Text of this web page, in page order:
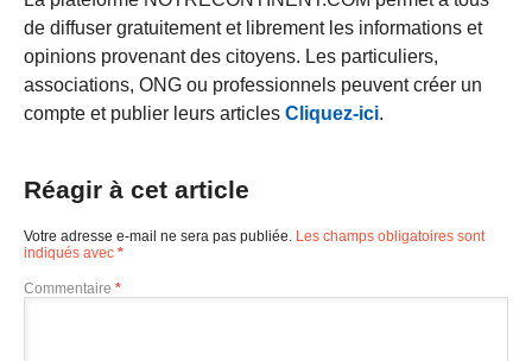
de diffuser gratuitement et librement les informations et
opinions provenant des citoyens. Les particuliers,
associations, ONG ou professionnels peuvent créer un
compte et publier leurs articles Cliquez-ici.
Réagir à cet article
Votre adresse e-mail ne sera pas publiée. Les champs obligatoires sont
indiqués avec *
Commentaire *